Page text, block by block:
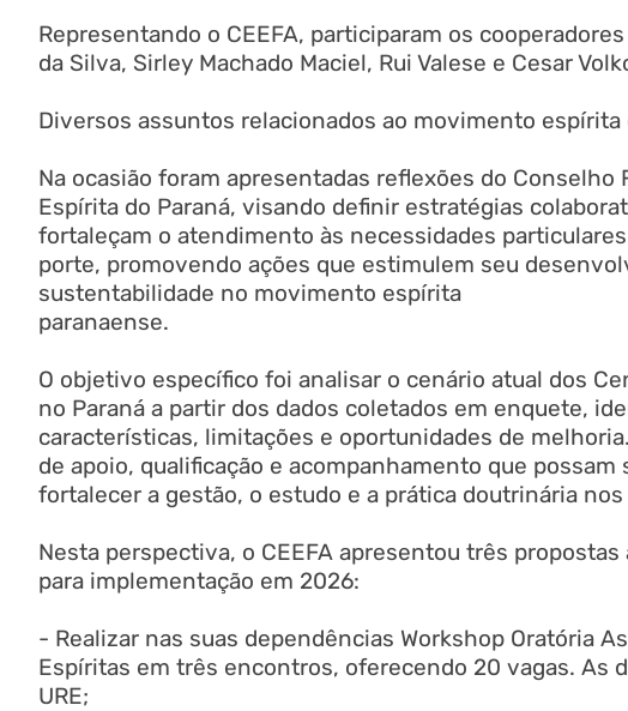
Representando o CEEFA, participaram os
da Silva, Sirley Machado Maciel, Rui Valese e Cesar
Diversos assuntos relacionados ao movimento
Na ocasião foram apresentadas reflexões do Conselho
Espírita do Paraná, visando definir estratégias
fortaleçam o atendimento às necessidades
porte, promovendo ações que estimulem seu
sustentabilidade no movimento espírita
paranaense.
O objetivo específico foi analisar o cenário atual dos
no Paraná a partir dos dados coletados em enquete,
características, limitações e oportunidades de
de apoio, qualificação e acompanhamento que
fortalecer a gestão, o estudo e a prática doutrinária
Nesta perspectiva, o CEEFA apresentou três
para implementação em 2026:
- Realizar nas suas dependências Workshop Oratória
Espíritas em três encontros, oferecendo 20 vagas. As
URE;